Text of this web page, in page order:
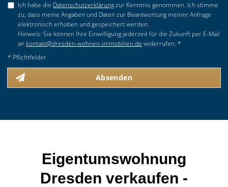
Ich habe die Datenschutzerklärungzur Kenntnis genommen. Ich stimme
zu, dass meine Angaben und Daten zur Beantwortung meiner Anfrage
elektronisch erhoben und gespeichert werden.
Hinweis: Sie können Ihre Einwilligung jederzeit für die Zukunft per E-Mail
an kontakt@dresden-wohnen-immobilien.de widerrufen. *
* Pflichtfelder
Absenden
Eigentumswohnung
Dresden verkaufen -